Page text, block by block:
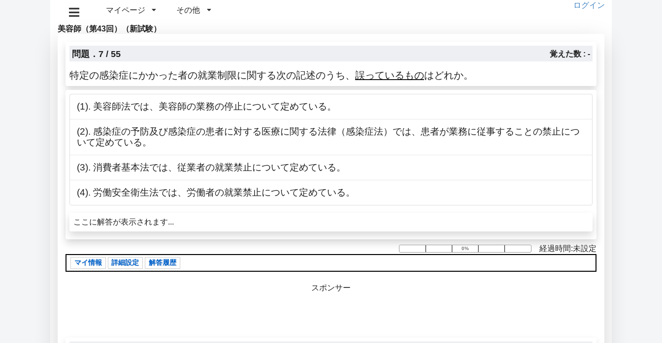
マイページ その他
ログイン
美容師（第43回）（新試験）
問題．7 / 55 覚えた数 : -
特定の感染症にかかった者の就業制限に関する次の記述のうち、 誤っているものはどれか。
(1). 美容師法では、美容師の業務の停止について定めている。
(2). 感染症の予防及び感染症の患者に対する医療に関する法律（感染症法）では、患者が業務に従事することの禁止につ
いて定めている。
(3). 消費者基本法では、従業者の就業禁止について定めている。
(4). 労働安全衛生法では、労働者の就業禁止について定めている。
ここに解答が表示されます...
0%
0% 経過時間:未設定
マイ情報 詳細設定 解答履歴
スポンサー